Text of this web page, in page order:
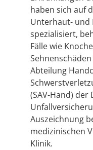
haben sich auf
Unterhaut- und
spezialisiert,
Fälle wie
Abteilung
(SAV-Hand) der
Auszeichnung
medizinischen
Klinik.